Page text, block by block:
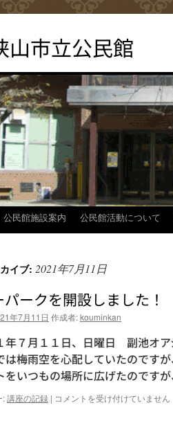
山市立公民館
公民館施設案内 公民館活動について
イブ: 2021年7月11日
パークを開設しました！
年7月11日 作成者:kouminkan
年７月１１日、日曜日 副池オア
は梅雨空を心配していたのです
をいつもの場所に広げたのです
:講座の記録 | プ
コメントを受け付けていません